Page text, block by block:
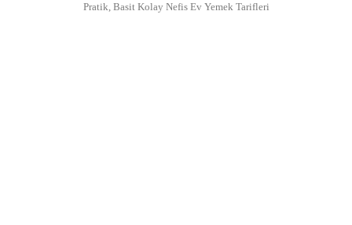
Pratik, Basit Kolay Nefis Ev Yemek Tarifleri